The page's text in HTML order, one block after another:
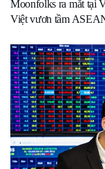
Moonfolks ra mắt tại
Việt vươn tầm